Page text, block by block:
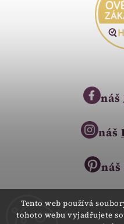
Tento web používá
tohoto webu vyjadřujete
náš
náš
náš